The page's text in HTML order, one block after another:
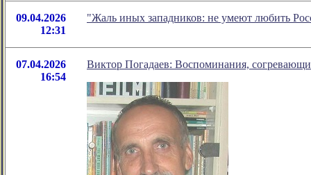
09.04.2026
12:31
"Жаль иных западников: не умеют любить
07.04.2026
16:54
Виктор Погадаев: Воспоминания,